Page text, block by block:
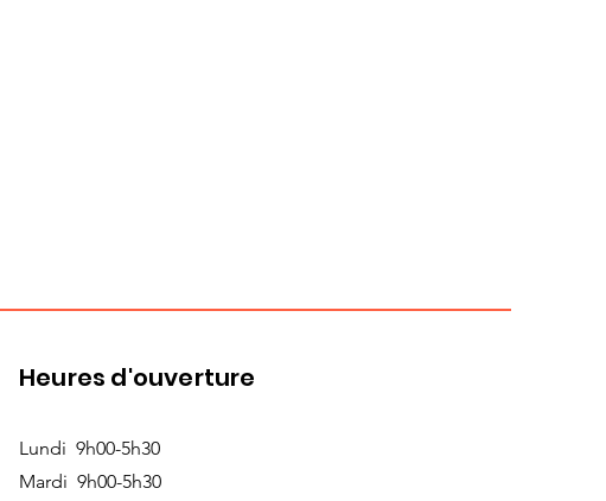
Heures d'ouverture
Lundi 9h00-5h30
Mardi 9h00-5h30